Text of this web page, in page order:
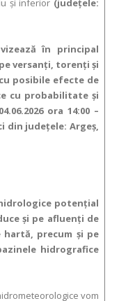
şi inferior (județele:
în principal
versanţi, torenţi şi
posibile efecte de
cu probabilitate şi
ora 14:00 –
din judeţele: Argeş,
potențial
și pe afluenți de
precum și pe
hidrografice
vom